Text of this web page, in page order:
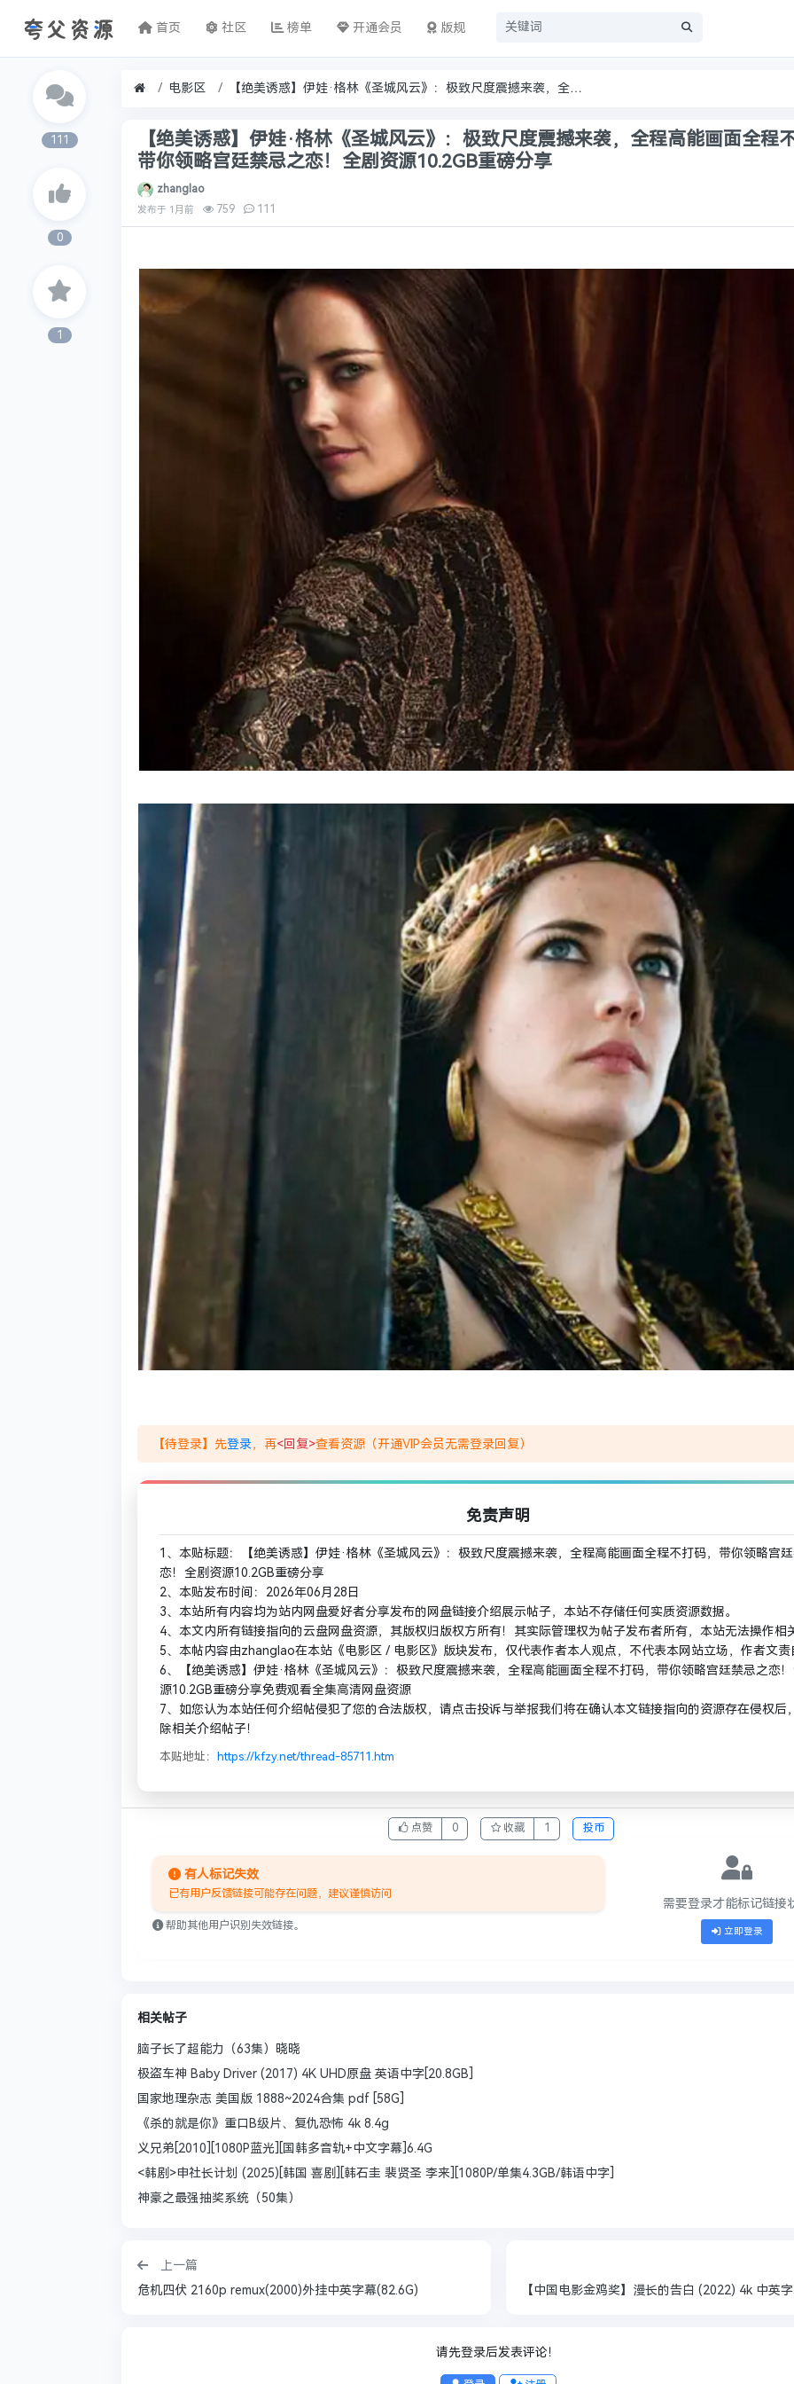
首页 社区 榜单 开通会员 版规
111
0
1
电影区 【绝美诱惑】伊娃·格林《圣城风云》：极致尺度震撼来袭，全程高能画面全程不打码，带你领略宫廷禁忌之恋！全剧资源10.2GB重磅分享
【绝美诱惑】伊娃·格林《圣城风云》：极致尺度震撼来袭，全程高能画面全程
带你领略宫廷禁忌之恋！全剧资源10.2GB重磅分享
zhanglao
发布于 1月前 759 111
【待登录】先登录，再<回复>查看资源（开通VIP会员无需登录回复）
免责声明
1、本贴标题：【绝美诱惑】伊娃·格林《圣城风云》：极致尺度震撼来袭，全程高能画面全程不打码，带你领略宫
恋！全剧资源10.2GB重磅分享
2、本贴发布时间：2026年06月28日
3、本站所有内容均为站内网盘爱好者分享发布的网盘链接介绍展示帖子，本站不存储任何实质资源数据。
4、本文内所有链接指向的云盘网盘资源，其版权归版权方所有！其实际管理权为帖子发布者所有，本站无法操作相
5、本帖内容由zhanglao在本站《电影区 / 电影区》版块发布，仅代表作者本人观点，不代表本网站立场，作者文责
6、【绝美诱惑】伊娃·格林《圣城风云》：极致尺度震撼来袭，全程高能画面全程不打码，带你领略宫廷禁忌之恋
源10.2GB重磅分享免费观看全集高清网盘资源
7、如您认为本站任何介绍帖侵犯了您的合法版权，请点击投诉与举报我们将在确认本文链接指向的资源存在侵权后
除相关介绍帖子！
本贴地址： https://kfzy.net/thread-85711.htm
点赞 0 收藏 1 投币
有人标记失效
已有用户反馈链接可能存在问题，建议谨慎访问
帮助其他用户识别失效链接。
需要登录才能标记链接
立即登录
相关帖子
脑子长了超能力（63集）晓晓
极盗车神 Baby Driver (2017) 4K UHD原盘 英语中字[20.8GB]
国家地理杂志 美国版 1888~2024合集 pdf [58G]
《杀的就是你》重口B级片、复仇恐怖 4k 8.4g
义兄弟[2010][1080P蓝光][国韩多音轨+中文字幕]6.4G
<韩剧>申社长计划 (2025)[韩国 喜剧][韩石圭 裴贤圣 李来][1080P/单集4.3GB/韩语中字]
神豪之最强抽奖系统（50集）
上一篇
危机四伏 2160p remux(2000)外挂中英字幕(82.6G)
请先登录后发表评论！